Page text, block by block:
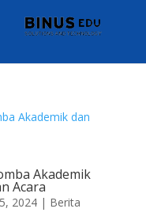
Akademik
Acara
2024| Berita